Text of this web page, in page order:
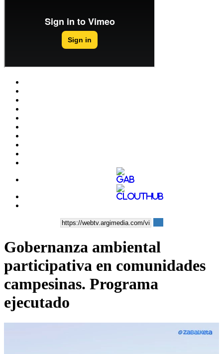
Gobernanza ambiental
participativa en comunidades
campesinas. Programa
ejecutado